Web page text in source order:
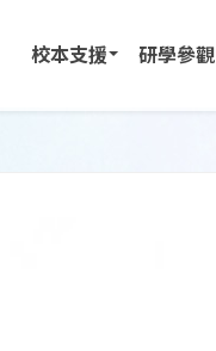
校本支援 研學參觀